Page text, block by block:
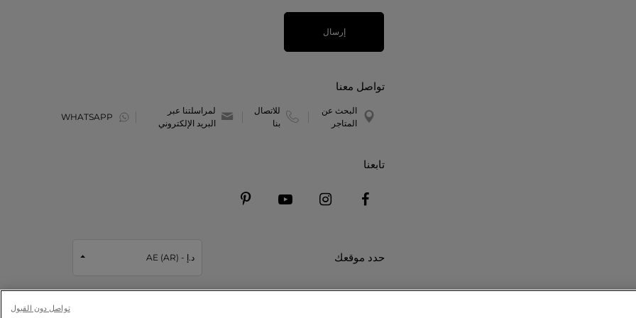
إرسال
تواصل معنا
البحث عن
المتاجر
للاتصال
بنا
لمراسلتنا عبر
البريد الإلكتروني
WHATSAPP
تابعنا
حدد موقعك د.إ - AE (AR)
تواصل دون القبول